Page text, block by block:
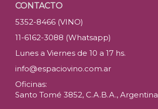
CONTACTO
5352-8466 (VINO)
11-6162-3088 (Whatsapp)
Lunes a Viernes de 10 a 17 hs.
info@espaciovino.com.ar
Oficinas:
Santo Tomé 3852, C.A.B.A., Argentina